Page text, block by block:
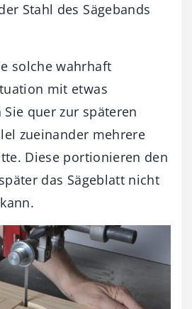
Stahl des Sägebands
solche wahrhaft
mit etwas
quer zur späteren
zueinander mehrere
Diese portionieren den
das Sägeblatt nicht